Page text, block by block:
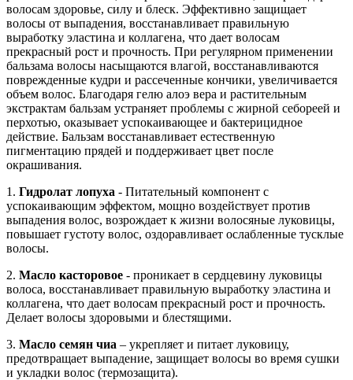
волосам здоровье, силу и блеск. Эффективно защищает
волосы от выпадения, восстанавливает правильную
выработку эластина и коллагена, что дает волосам
прекрасный рост и прочность. При регулярном применении
бальзама волосы насыщаются влагой, восстанавливаются
поврежденные кудри и рассеченные кончики, увеличивается
объем волос. Благодаря гелю алоэ вера и растительным
экстрактам бальзам устраняет проблемы с жирной себореей и
перхотью, оказывает успокаивающее и бактерицидное
действие. Бальзам восстанавливает естественную
пигментацию прядей и поддерживает цвет после
окрашивания.
1. Гидролат лопуха - Питательный компонент с
успокаивающим эффектом, мощно воздействует против
выпадения волос, возрождает к жизни волосяные луковицы,
повышает густоту волос, оздоравливает ослабленные тусклые
волосы.
2. Масло касторовое - проникает в сердцевину луковицы
волоса, восстанавливает правильную выработку эластина и
коллагена, что дает волосам прекрасный рост и прочность.
Делает волосы здоровыми и блестящими.
3. Масло семян чиа – укрепляет и питает луковицу,
предотвращает выпадение, защищает волосы во время сушки
и укладки волос (термозащита).